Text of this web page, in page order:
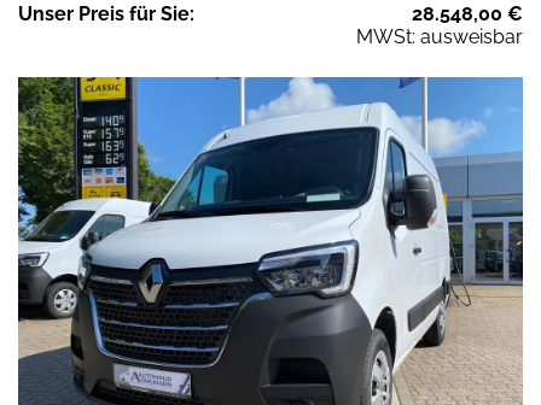
Unser Preis für Sie: 28.548,00 €
MWSt: ausweisbar